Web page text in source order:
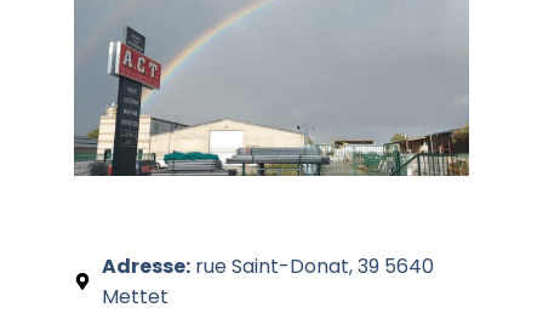
Adresse:rue Saint-Donat, 39 5640
Mettet